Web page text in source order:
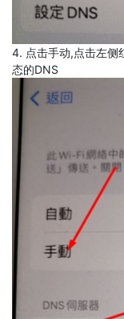
4. 点击手动,点击左
态的DNS